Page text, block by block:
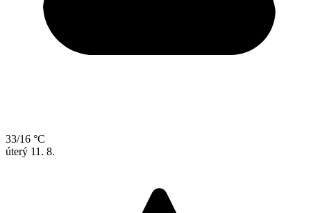
33/16 °C
úterý 11. 8.